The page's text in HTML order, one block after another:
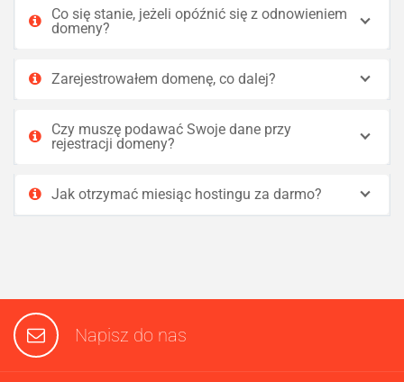
Co się stanie, jeżeli opóźnić się z odnowieniem
domeny?
Zarejestrowałem domenę, co dalej?
Czy muszę podawać Swoje dane przy
rejestracji domeny?
Jak otrzymać miesiąc hostingu za darmo?
Napisz do nas